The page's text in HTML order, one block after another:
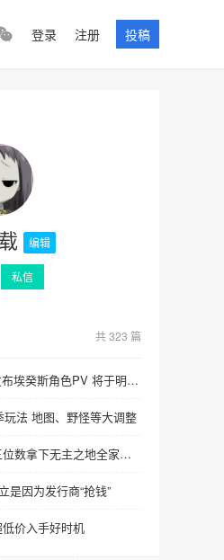
登录 注册 投稿
编辑
私信
共 323 篇
《女神异闻录3 Reload》发布埃癸斯角色PV 将于明年发售
玩法 地图、野怪等大调整
补票青春开启！黑五大促三位数拿下无主之地全家老小！
是因为发行商“抢钱”
价入手好时机